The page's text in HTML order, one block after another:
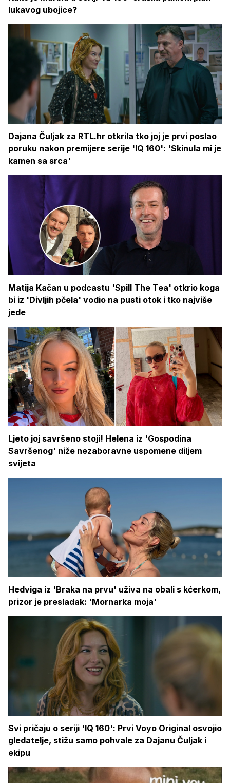
lukavog ubojice?
Dajana Čuljak za RTL.hr otkrila tko joj je prvi poslao
poruku nakon premijere serije 'IQ 160': 'Skinula mi je
kamen sa srca'
Matija Kačan u podcastu 'Spill The Tea' otkrio koga
bi iz 'Divljih pčela' vodio na pusti otok i tko najviše
jede
Ljeto joj savršeno stoji! Helena iz 'Gospodina
Savršenog' niže nezaboravne uspomene diljem
svijeta
Hedviga iz 'Braka na prvu' uživa na obali s kćerkom,
prizor je presladak: 'Mornarka moja'
Svi pričaju o seriji 'IQ 160': Prvi Voyo Original osvojio
gledatelje, stižu samo pohvale za Dajanu Čuljak i
ekipu